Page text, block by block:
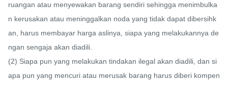
ruangan atau menyewakan barang sendiri sehingga menimbulka
n kerusakan atau meninggalkan noda yang tidak dapat dibersihk
an, harus membayar harga aslinya, siapa yang melakukannya de
ngan sengaja akan diadili.
(2) Siapa pun yang melakukan tindakan ilegal akan diadili, dan si
apa pun yang mencuri atau merusak barang harus diberi kompen